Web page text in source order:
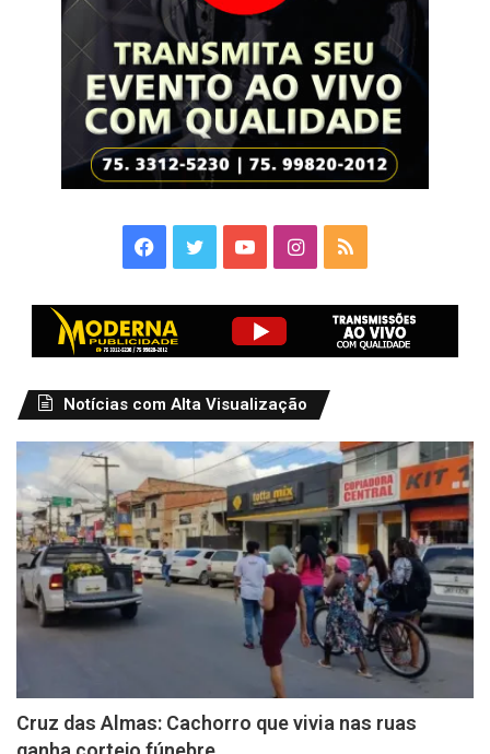
Facebook
TwitterYouTubeInstagram
RSS
Notícias com Alta Visualização
Cruz das Almas: Cachorro que vivia nas ruas